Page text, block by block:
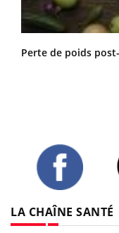
Perte de poids
LA CHAÎNE SANTÉ